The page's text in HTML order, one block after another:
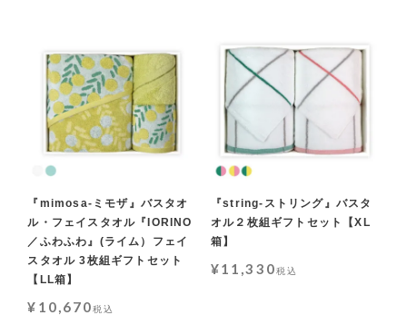
『mimosa-ミモザ』バスタオ
ル・フェイスタオル『IORINO
／ふわふわ』(ライム）フェイ
スタオル 3枚組ギフトセット
【LL箱】
¥ 10,670税込
『string-ストリング』バスタ
オル２枚組ギフトセット【XL
箱】
¥11,330税込